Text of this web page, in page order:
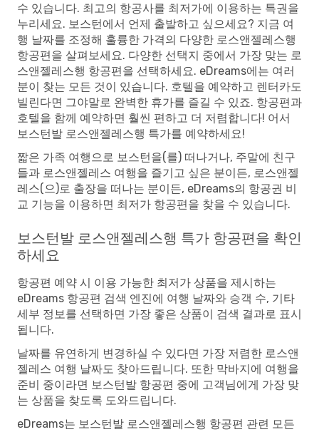
수 있습니다. 최고의 항공사를 최저가에 이용하는 특권을
누리세요. 보스턴에서 언제 출발하고 싶으세요? 지금 여
행 날짜를 조정해 훌륭한 가격의 다양한 로스앤젤레스행
항공편을 살펴보세요. 다양한 선택지 중에서 가장 맞는 로
스앤젤레스행 항공편을 선택하세요. eDreams에는 여러
분이 찾는 모든 것이 있습니다. 호텔을 예약하고 렌터카도
빌린다면 그야말로 완벽한 휴가를 즐길 수 있죠. 항공편과
호텔을 함께 예약하면 훨씬 편하고 더 저렴합니다! 어서
보스턴발 로스앤젤레스행 특가를 예약하세요!
짧은 가족 여행으로 보스턴을(를) 떠나거나, 주말에 친구
들과 로스앤젤레스 여행을 즐기고 싶은 분이든, 로스앤젤
레스(으)로 출장을 떠나는 분이든, eDreams의 항공권 비
교 기능을 이용하면 최저가 항공편을 찾을 수 있습니다.
보스턴발 로스앤젤레스행 특가 항공편을 확인
하세요
항공편 예약 시 이용 가능한 최저가 상품을 제시하는
eDreams 항공편 검색 엔진에 여행 날짜와 승객 수, 기타
세부 정보를 선택하면 가장 좋은 상품이 검색 결과로 표시
됩니다.
날짜를 유연하게 변경하실 수 있다면 가장 저렴한 로스앤
젤레스 여행 날짜도 찾아드립니다. 또한 막바지에 여행을
준비 중이라면 보스턴발 항공편 중에 고객님에게 가장 맞
는 상품을 찾도록 도와드립니다.
eDreams는 보스턴발 로스앤젤레스행 항공편 관련 모든